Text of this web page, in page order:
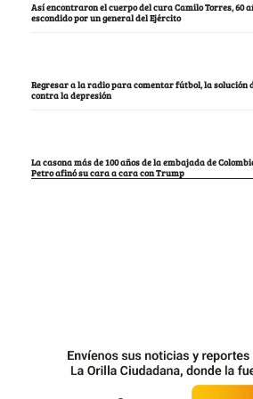
Así encontraron el cuerpo del cura Camilo Torres, 60
escondido por un general del Ejército
Regresar a la radio para comentar fútbol, la solución
contra la depresión
La casona más de 100 años de la embajada de
Petro afinó su cara a cara con Trump